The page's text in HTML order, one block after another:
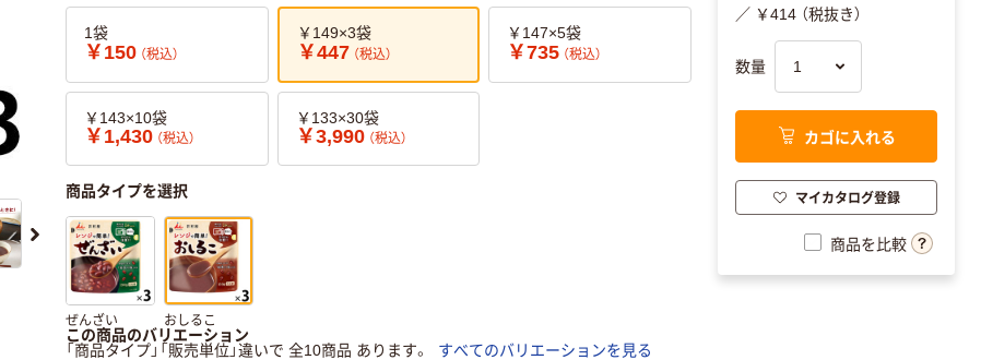
1袋
￥150 （税込）
￥149×3袋
￥447 （税込）
￥147×5袋
￥735 （税込）
￥143×10袋
￥1,430 （税込）
￥133×30袋
￥3,990 （税込）
商品タイプを選択
ぜんざい おしるこ
この商品のバリエーション
「商品タイプ」「販売単位」違いで 全10商品 あります。
すべてのバリエーションを見る
／ ￥414 （税抜き）
数量
カゴに入れる
マイカタログ登録
商品を比較